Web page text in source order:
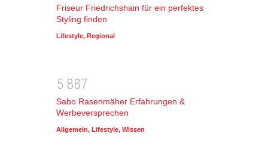
Friseur Friedrichshain für ein perfektes
Styling finden
Lifestyle, Regional
5 887
Sabo Rasenmäher Erfahrungen &
Werbeversprechen
Allgemein, Lifestyle, Wissen